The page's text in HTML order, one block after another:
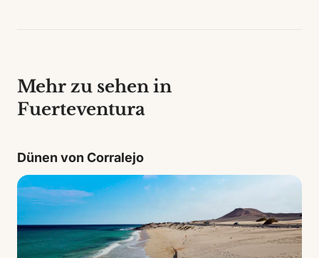
Mehr zu sehen in
Fuerteventura
Dünen von Corralejo